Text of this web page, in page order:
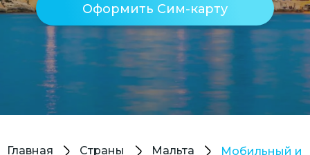
Оформить Сим-карту
Главная Страны Мальта Мобильный